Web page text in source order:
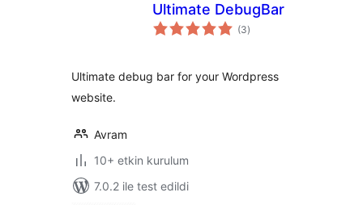
Ultimate DebugBar
(3toplam
puan
)
Ultimate debug bar for your Wordpress
website.
Avram
10+ etkin kurulum
7.0.2 ile test edildi